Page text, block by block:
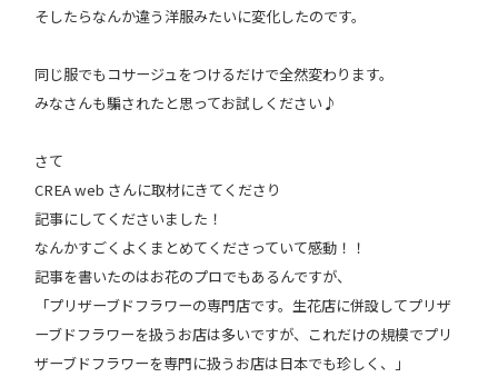
そしたらなんか違う洋服みたいに変化したのです。
同じ服でもコサージュをつけるだけで全然変わります。
みなさんも騙されたと思ってお試しください♪
さて
CREA web さんに取材にきてくださり
記事にしてくださいました！
なんかすごくよくまとめてくださっていて感動！！
記事を書いたのはお花のプロでもあるんですが、
「プリザーブドフラワーの専門店です。生花店に併設してプリザ
ーブドフラワーを扱うお店は多いですが、これだけの規模でプリ
ザーブドフラワーを専門に扱うお店は日本でも珍しく、」